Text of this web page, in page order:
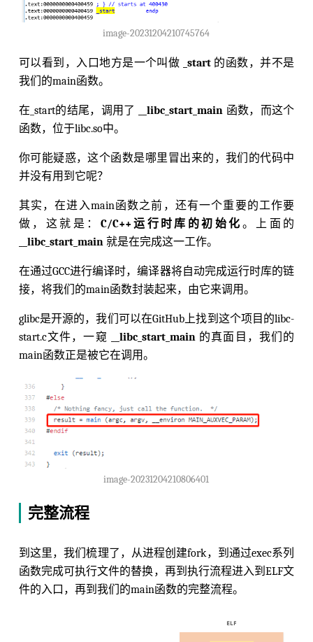
image-20231204210745764
可以看到，入口地方是一个叫做 _start的函数，并不是
我们的main函数。
在_start的结尾，调用了 __libc_start_main 函数，而这个
函数，位于libc.so中。
你可能疑惑，这个函数是哪里冒出来的，我们的代码中
并没有用到它呢？
其实，在进入main函数之前，还有一个重要的工作要
做，这就是： C/C++运行时库的初始化 。上面的
__libc_start_main就是在完成这一工作。
在通过GCC进行编译时，编译器将自动完成运行时库的链
接，将我们的main函数封装起来，由它来调用。
glibc是开源的，我们可以在GitHub上找到这个项目的libc-
start.c文件，一窥
__libc_start_main的真面目，我们的
main函数正是被它在调用。
image-20231204210806401
完整流程
到这里，我们梳理了，从进程创建fork，到通过exec系列
函数完成可执行文件的替换，再到执行流程进入到ELF文
件的入口，再到我们的main函数的完整流程。